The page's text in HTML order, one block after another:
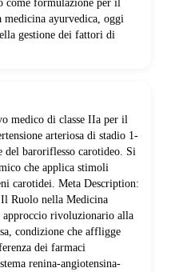
come formulazione per il
medicina ayurvedica, oggi
gestione dei fattori di
medico di classe IIa per il
arteriosa di stadio 1-
del baroriflesso carotideo. Si
che applica stimoli
carotidei. Meta Description:
Ruolo nella Medicina
approccio rivoluzionario alla
condizione che affligge
dei farmaci
renina-angiotensina-